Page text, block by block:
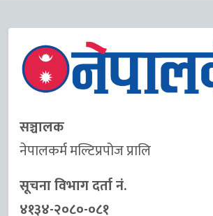
सञ्चालक
नेपालकर्म मल्टिप्रपोज प्रालि
सूचना विभाग दर्ता नं.
४१३४-२०८०-०८१